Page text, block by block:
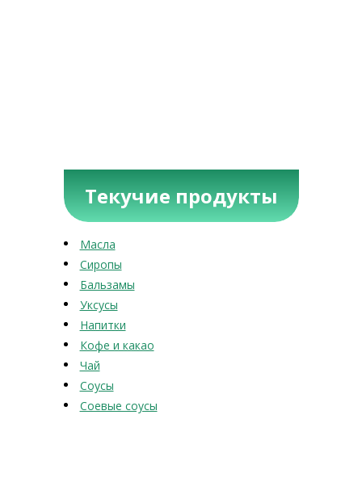
Текучие продукты
Масла
Сиропы
Бальзамы
Уксусы
Напитки
Кофе и какао
Чай
Соусы
Соевые соусы